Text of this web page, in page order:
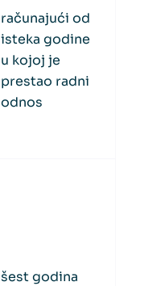
računajući od
isteka godine
u kojoj je
prestao radni
odnos
šest godina